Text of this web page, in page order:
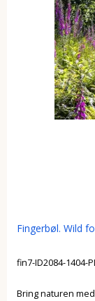
Fingerbøl. Wild
fin7-ID2084-1404-
Bring naturen